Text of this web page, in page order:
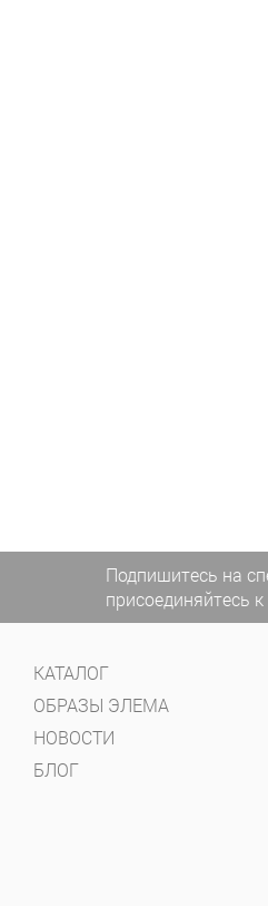
Подпишитесь на
присоединяйтесь
КАТАЛОГ
ОБРАЗЫ ЭЛЕМА
НОВОСТИ
БЛОГ